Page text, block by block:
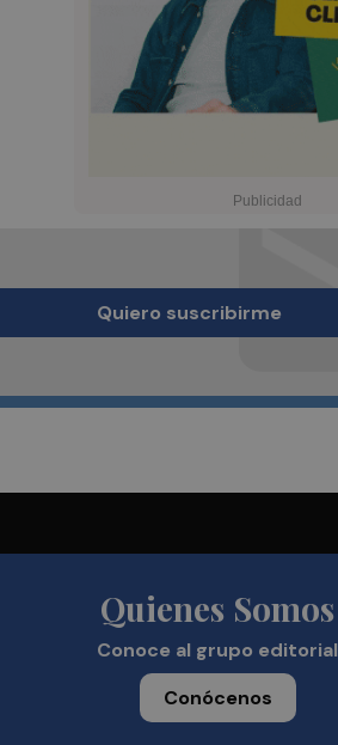
Quiero suscribirme
Quienes Somos
Conoce al grupo editorial
Conócenos